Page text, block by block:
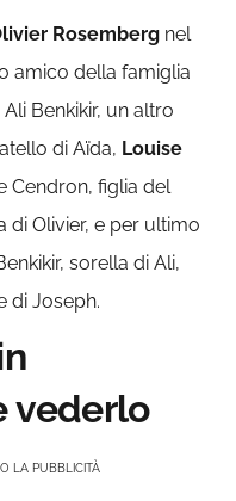
Rosemberg nel
amico della famiglia
Benkikir, un altro
di Aïda, Louise
Cendron, figlia del
di Olivier, e per ultimo
sorella di Ali,
di Joseph.
vederlo
LA PUBBLICITÀ